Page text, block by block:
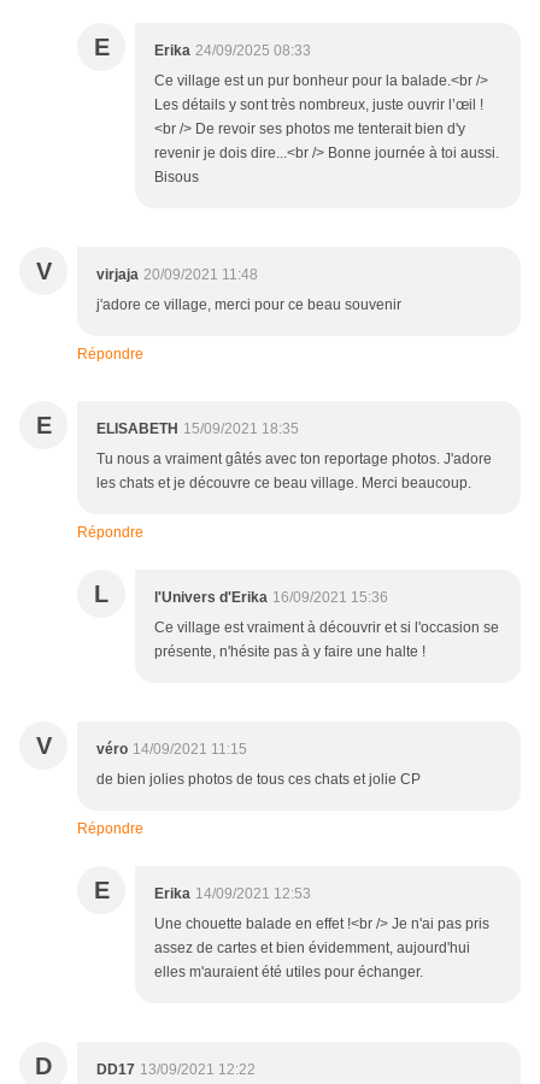
E Erika 24/09/2025 08:33
Ce village est un pur bonheur pour la balade.<br />
Les détails y sont très nombreux, juste ouvrir l’œil !
<br /> De revoir ses photos me tenterait bien d'y
revenir je dois dire...<br /> Bonne journée à toi aussi.
Bisous
V virjaja 20/09/2021 11:48
j'adore ce village, merci pour ce beau souvenir
Répondre
E ELISABETH 15/09/2021 18:35
Tu nous a vraiment gâtés avec ton reportage photos. J'adore
les chats et je découvre ce beau village. Merci beaucoup.
Répondre
L l'Univers d'Erika 16/09/2021 15:36
Ce village est vraiment à découvrir et si l'occasion se
présente, n'hésite pas à y faire une halte !
V véro 14/09/2021 11:15
de bien jolies photos de tous ces chats et jolie CP
Répondre
E Erika 14/09/2021 12:53
Une chouette balade en effet !<br /> Je n'ai pas pris
assez de cartes et bien évidemment, aujourd'hui
elles m'auraient été utiles pour échanger.
D DD17 13/09/2021 12:22